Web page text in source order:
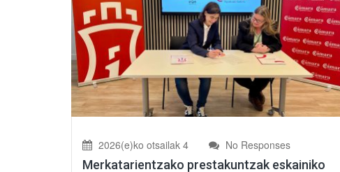
2026(e)ko otsailak 4 No Responses
Merkatarientzako prestakuntzak eskainiko